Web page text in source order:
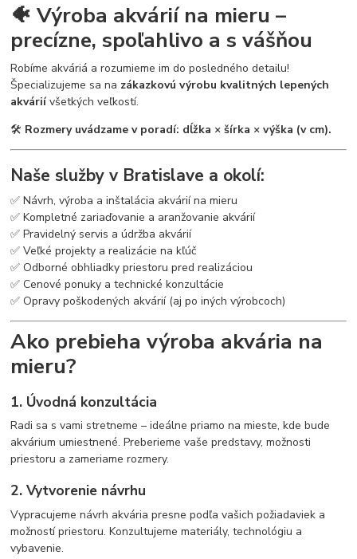
🐠 Výroba akvárií na mieru –
precízne, spoľahlivo a s vášňou
Robíme akváriá a rozumieme im do posledného detailu!
Špecializujeme sa na zákazkovú výrobu kvalitných lepených
akváriívšetkých veľkostí.
🛠 Rozmery uvádzame v poradí: dĺžka × šírka × výška (v cm).
Naše služby v Bratislave a okolí:
✅ Návrh, výroba a inštalácia akvárií na mieru
✅ Kompletné zariaďovanie a aranžovanie akvárií
✅ Pravidelný servis a údržba akvárií
✅ Veľké projekty a realizácie na kľúč
✅ Odborné obhliadky priestoru pred realizáciou
✅ Cenové ponuky a technické konzultácie
✅ Opravy poškodených akvárií (aj po iných výrobcoch)
Ako prebieha výroba akvária na
mieru?
1. Úvodná konzultácia
Radi sa s vami stretneme – ideálne priamo na mieste, kde bude
akvárium umiestnené. Preberieme vaše predstavy, možnosti
priestoru a zameriame rozmery.
2. Vytvorenie návrhu
Vypracujeme návrh akvária presne podľa vašich požiadaviek a
možností priestoru. Konzultujeme materiály, technológiu a
vybavenie.